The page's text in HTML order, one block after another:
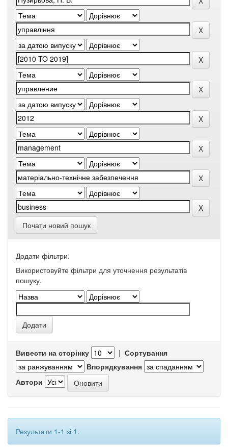
Почати новий пошук
Додати фільтри:
Використовуйте фільтри для уточнення результатів
пошуку.
Вивести на сторінку | Сортування
Впорядкування
Автори
Результати 1-1 зі 1.